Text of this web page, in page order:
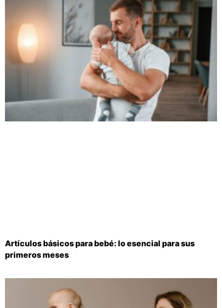
Artículos básicos para bebé: lo esencial para sus
primeros meses